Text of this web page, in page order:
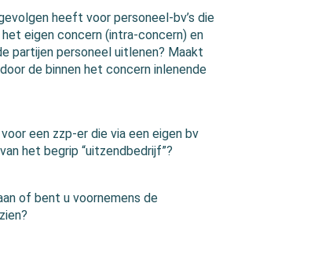
heeft voor personeel-bv’s die
eigen concern (intra-concern) en
partijen personeel uitlenen? Maakt
de binnen het concern inlenende
een zzp-er die via een eigen bv
het begrip “uitzendbedrijf”?
of bent u voornemens de